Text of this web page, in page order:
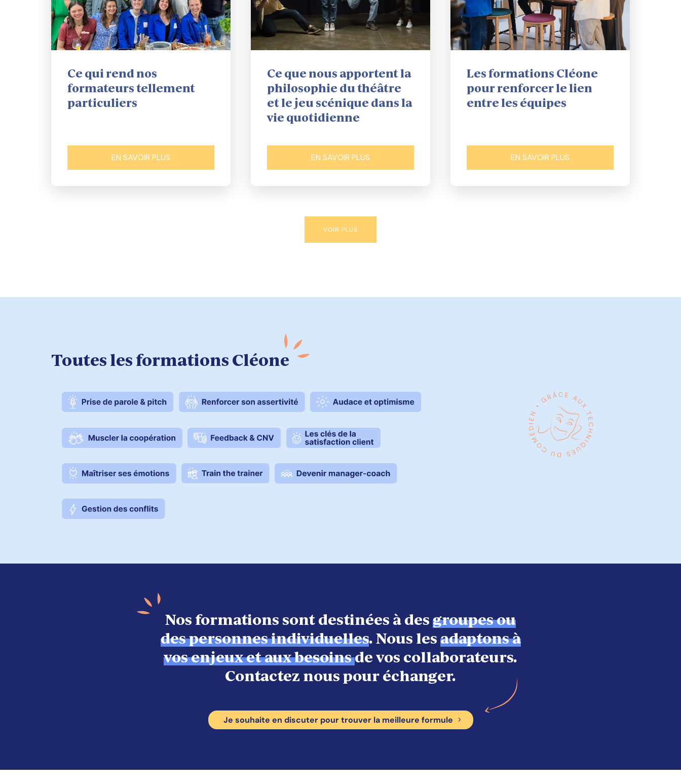
Ce qui rend nos
formateurs tellement
particuliers
EN SAVOIR PLUS
Ce que nous apportent la
philosophie du théâtre
et le jeu scénique dans la
vie quotidienne
EN SAVOIR PLUS
Les formations Cléone
pour renforcer le lien
entre les équipes
EN SAVOIR PLUS
VOIR PLUS
Toutes les formations Cléone
Nos formations sont destinées à des groupes ou
des personnes individuelles. Nous les adaptons à
vos enjeux et aux besoinsde vos collaborateurs.
Contactez nous pour échanger.
Je souhaite en discuter pour trouver la meilleure formule